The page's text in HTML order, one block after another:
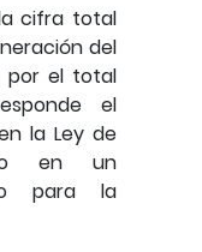
cifra total
del
por el total
el
la Ley de
en un
para la